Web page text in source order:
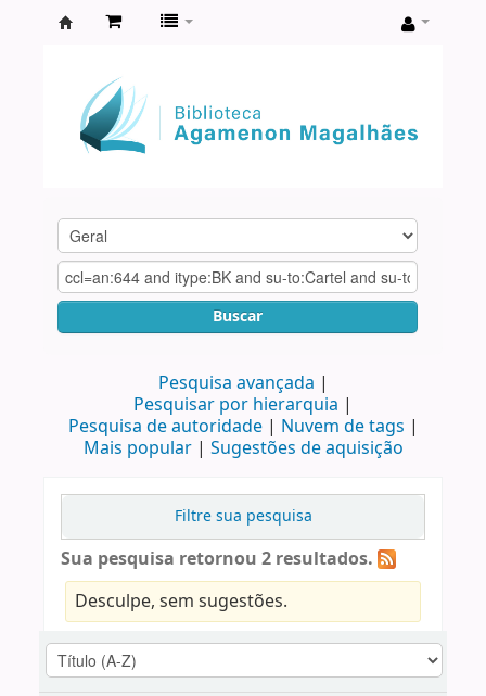
Agamenon
Magalhães
Buscar
Pesquisa avançada
Pesquisar por hierarquia
Pesquisa de autoridade
Nuvem de tags
Mais popular
Sugestões de aquisição
Filtre sua pesquisa
Sua pesquisa retornou 2 resultados.
Desculpe, sem sugestões.